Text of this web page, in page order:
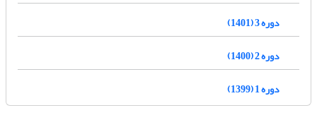
دوره 3 (1401)
دوره 2 (1400)
دوره 1 (1399)